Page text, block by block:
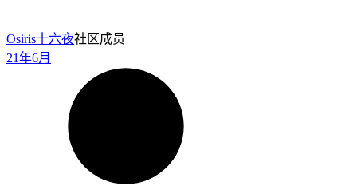
Osiris十六夜社区成员
21年6月